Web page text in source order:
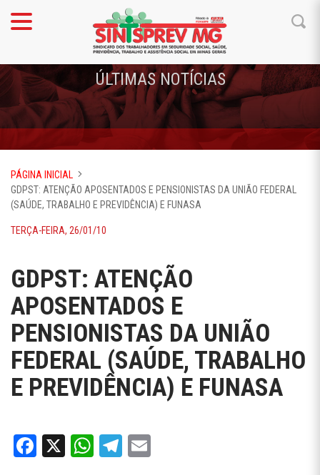
ÚLTIMAS NOTÍCIAS
PÁGINA INICIAL
GDPST: ATENÇÃO APOSENTADOS E PENSIONISTAS DA UNIÃO FEDERAL
(SAÚDE, TRABALHO E PREVIDÊNCIA) E FUNASA
TERÇA-FEIRA, 26/01/10
GDPST: ATENÇÃO
APOSENTADOS E
PENSIONISTAS DA UNIÃO
FEDERAL (SAÚDE, TRABALHO
E PREVIDÊNCIA) E FUNASA
Facebook
X WhatsApp
Telegram